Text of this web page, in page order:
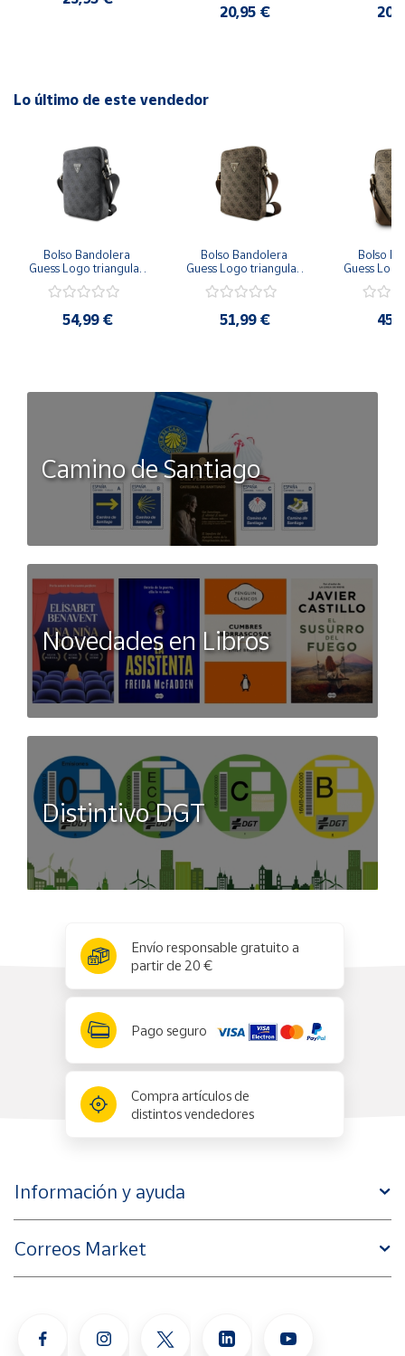
20,95 €
Lo último de este vendedor
Bolso Bandolera
Guess Logo triangular
28,7x21,5x7 cm
54,99 €
Bolso Bandolera
Guess Logo triangular
Marrón 28,7x21,5x7
51,99 €
Bolso
Guess
Marrón
Camino de Santiago
Novedades en Libros
Distintivo DGT
Envío responsable gratuito a
partir de 20 €
Pago seguro
Compra artículos de
distintos vendedores
Información y ayuda
Correos Market